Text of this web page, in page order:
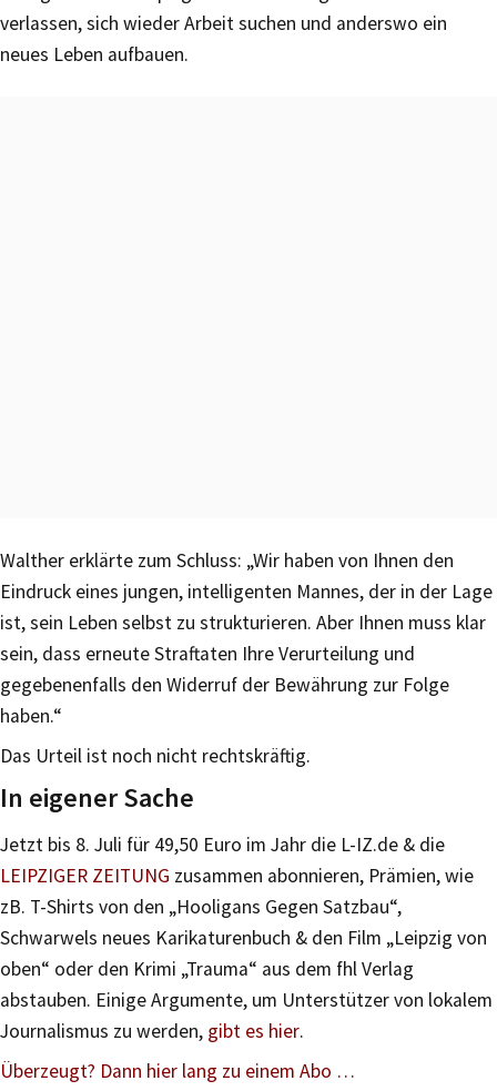
verlassen, sich wieder Arbeit suchen und anderswo ein
neues Leben aufbauen.
Walther erklärte zum Schluss: „Wir haben von Ihnen den
Eindruck eines jungen, intelligenten Mannes, der in der Lage
ist, sein Leben selbst zu strukturieren. Aber Ihnen muss klar
sein, dass erneute Straftaten Ihre Verurteilung und
gegebenenfalls den Widerruf der Bewährung zur Folge
haben.“
Das Urteil ist noch nicht rechtskräftig.
In eigener Sache
Jetzt bis 8. Juli für 49,50 Euro im Jahr die L-IZ.de & die
LEIPZIGER ZEITUNG zusammen abonnieren, Prämien, wie
zB. T-Shirts von den „Hooligans Gegen Satzbau“,
Schwarwels neues Karikaturenbuch & den Film „Leipzig von
oben“ oder den Krimi „Trauma“ aus dem fhl Verlag
abstauben. Einige Argumente, um Unterstützer von lokalem
Journalismus zu werden, gibt es hier.
Überzeugt? Dann hier lang zu einem Abo …